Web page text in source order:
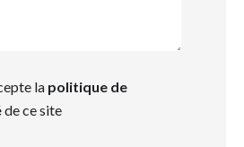
la politique de
de ce site